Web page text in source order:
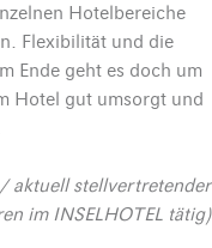
Hotelbereiche
Flexibilität und die
Ende geht es doch um
Hotel gut umsorgt und
aktuell stellvertretender
im INSELHOTEL tätig)